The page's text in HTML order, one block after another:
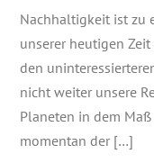
Nachhaltigkeit ist zu
unserer heutigen
den
nicht weiter unsere
Planeten in dem
momentan der […]